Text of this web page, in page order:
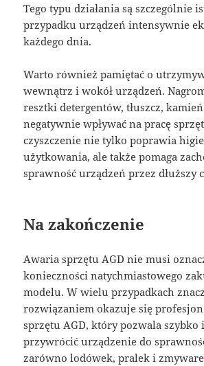
Tego typu działania są szczególnie
przypadku urządzeń intensywnie
każdego dnia.
Warto również pamiętać o
wewnątrz i wokół urządzeń.
resztki detergentów, tłuszcz,
negatywnie wpływać na pracę
czyszczenie nie tylko poprawia
użytkowania, ale także pomaga
sprawność urządzeń przez dłuższy
Na zakończenie
Awaria sprzętu AGD nie musi
konieczności natychmiastowego
modelu. W wielu przypadkach
rozwiązaniem okazuje się
sprzętu AGD, który pozwala szybko
przywrócić urządzenie do
zarówno lodówek, pralek i